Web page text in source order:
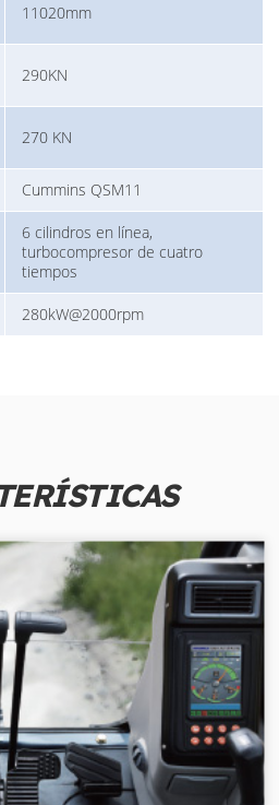
11020mm
290KN
270 KN
Cummins QSM11
6 cilindros en línea,
turbocompresor de cuatro
tiempos
280kW@2000rpm